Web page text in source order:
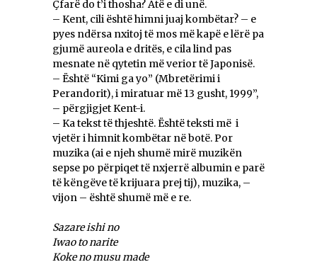
Çfarë do t’i thosha? Atë e di unë.
– Kent, cili është himni juaj kombëtar? – e
pyes ndërsa nxitoj të mos më kapë e lërë pa
gjumë aureola e dritës, e cila lind pas
mesnate në qytetin më verior të Japonisë.
– Është “Kimi ga yo” (Mbretërimi i
Perandorit), i miratuar më 13 gusht, 1999”,
– përgjigjet Kent-i.
– Ka tekst të thjeshtë. Është teksti më i
vjetër i himnit kombëtar në botë. Por
muzika (ai e njeh shumë mirë muzikën
sepse po përpiqet të nxjerrë albumin e parë
të këngëve të krijuara prej tij), muzika, –
vijon – është shumë më e re.
Sazare ishi no
Iwao to narite
Koke no musu made